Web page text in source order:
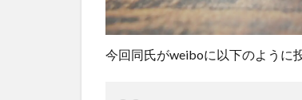
今回同氏がweiboに以下のように